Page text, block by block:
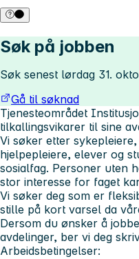
Søk på jobben
Søk senest lørdag 31.
Gå til søknad
Tjenesteområdet
tilkallingsvikarer til sine
Vi søker etter
hjelpepleiere, elever og
sosialfag. Personer uten
stor interesse for faget
Vi søker deg som er
stille på kort varsel da
Dersom du ønsker å
avdelinger, ber vi deg
Arbeidsbetingelser: